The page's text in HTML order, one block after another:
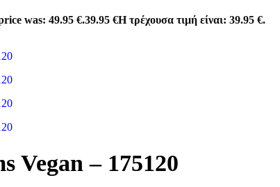
was: 49.95 €.39.95 €Η τρέχουσα τιμή είναι: 39.95 €.
Vegan – 175120